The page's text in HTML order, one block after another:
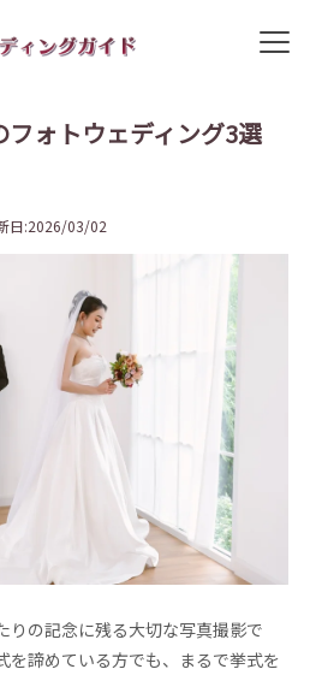
ォトウェディング3選
:2026/03/02
りの記念に残る大切な写真撮影で
を諦めている方でも、まるで挙式を